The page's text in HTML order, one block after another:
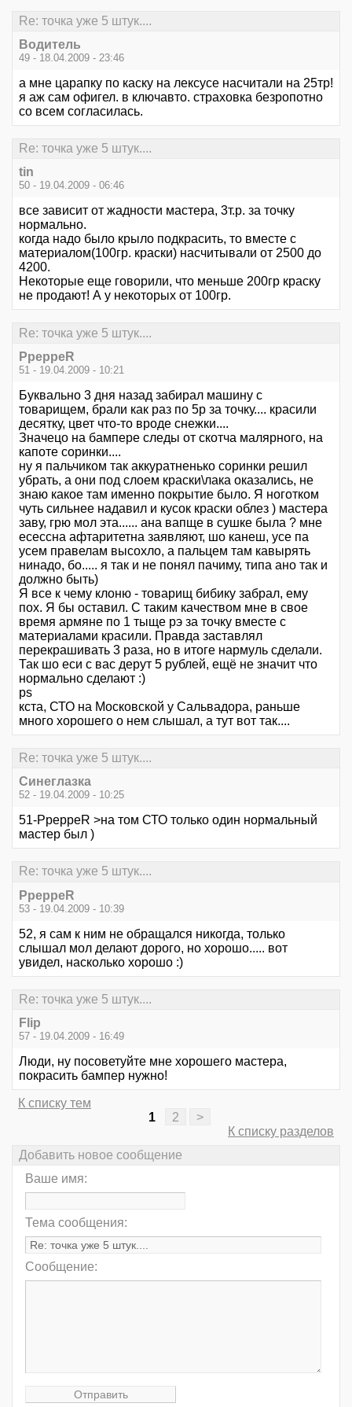
Re: точка уже 5 штук....
Водитель
49 - 18.04.2009 - 23:46
а мне царапку по каску на лексусе насчитали на 25тр!
я аж сам офигел. в ключавто. страховка безропотно
со всем согласилась.
Re: точка уже 5 штук....
tin
50 - 19.04.2009 - 06:46
все зависит от жадности мастера, 3т.р. за точку
нормально.
когда надо было крыло подкрасить, то вместе с
материалом(100гр. краски) насчитывали от 2500 до
4200.
Некоторые еще говорили, что меньше 200гр краску
не продают! А у некоторых от 100гр.
Re: точка уже 5 штук....
PpeppeR
51 - 19.04.2009 - 10:21
Буквально 3 дня назад забирал машину с
товарищем, брали как раз по 5р за точку.... красили
десятку, цвет что-то вроде снежки....
Значецо на бампере следы от скотча малярного, на
капоте соринки....
ну я пальчиком так аккуратненько соринки решил
убрать, а они под слоем краски\лака оказались, не
знаю какое там именно покрытие было. Я ноготком
чуть сильнее надавил и кусок краски облез ) мастера
заву, грю мол эта...... ана вапще в сушке была ? мне
есессна афтаритетна заявляют, шо канеш, усе па
усем правелам высохло, а пальцем там кавырять
нинадо, бо..... я так и не понял пачиму, типа ано так и
должно быть)
Я все к чему клоню - товарищ бибику забрал, ему
пох. Я бы оставил. С таким качеством мне в свое
время армяне по 1 тыще рэ за точку вместе с
материалами красили. Правда заставлял
перекрашивать 3 раза, но в итоге нармуль сделали.
Так шо еси с вас дерут 5 рублей, ещё не значит что
нормально сделают :)
ps
кста, СТО на Московской у Сальвадора, раньше
много хорошего о нем слышал, а тут вот так....
Re: точка уже 5 штук....
Синеглазка
52 - 19.04.2009 - 10:25
51-PpeppeR >на том СТО только один нормальный
мастер был )
Re: точка уже 5 штук....
PpeppeR
53 - 19.04.2009 - 10:39
52, я сам к ним не обращался никогда, только
слышал мол делают дорого, но хорошо..... вот
увидел, насколько хорошо :)
Re: точка уже 5 штук....
Flip
57 - 19.04.2009 - 16:49
Люди, ну посоветуйте мне хорошего мастера,
покрасить бампер нужно!
К списку тем
1
2
>
К списку разделов
Добавить новое сообщение
Ваше имя:
Тема сообщения:
Сообщение: